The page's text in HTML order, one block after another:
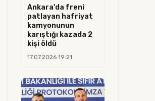
Ankara'da freni
patlayan hafriyat
kamyonunun
karıştığı kazada 2
kişi öldü
17.07.2026 19:21